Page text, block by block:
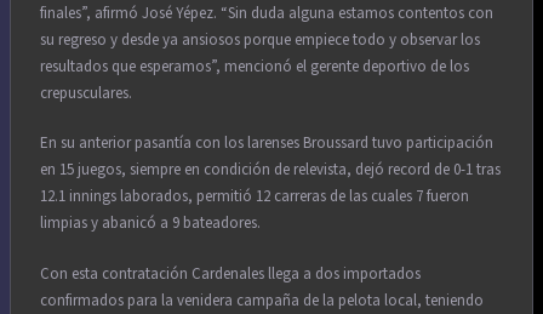
finales”, afirmó José Yépez. “Sin duda alguna estamos contentos con
su regreso y desde ya ansiosos porque empiece todo y observar los
resultados que esperamos”, mencionó el gerente deportivo de los
crepusculares.
En su anterior pasantía con los larenses Broussard tuvo participación
en 15 juegos, siempre en condición de relevista, dejó record de 0-1 tras
12.1 innings laborados, permitió 12 carreras de las cuales 7 fueron
limpias y abanicó a 9 bateadores.
Con esta contratación Cardenales llega a dos importados
confirmados para la venidera campaña de la pelota local, teniendo